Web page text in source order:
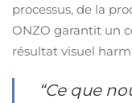
processus, de la
ONZO garantit un
résultat visuel
“Ce que